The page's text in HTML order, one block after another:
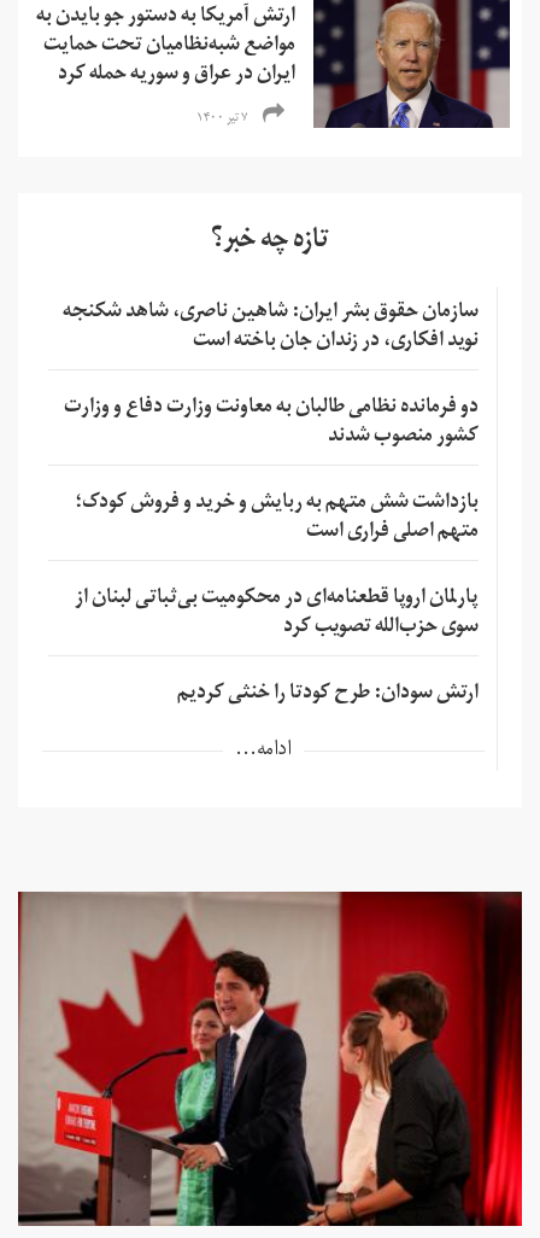
ارتش آمریکا به دستور جو بایدن به
مواضع شبه‌نظامیان تحت حمایت
ایران در عراق و سوریه حمله کرد
۷ تیر ۱۴۰۰
تازه چه خبر؟
سازمان حقوق بشر ایران: شاهین ناصری، شاهد شکنجه
نوید افکاری، در زندان جان باخته است
دو فرمانده نظامی طالبان به معاونت وزارت دفاع و وزارت
کشور منصوب شدند
بازداشت شش متهم به ربایش و خرید و فروش کودک؛
متهم اصلی فراری است
پارلمان اروپا قطعنامه‌ای در محکومیت بی‌ثباتی لبنان از
سوی حزب‌الله تصویب کرد
ارتش سودان: طرح کودتا را خنثی کردیم
ادامه...